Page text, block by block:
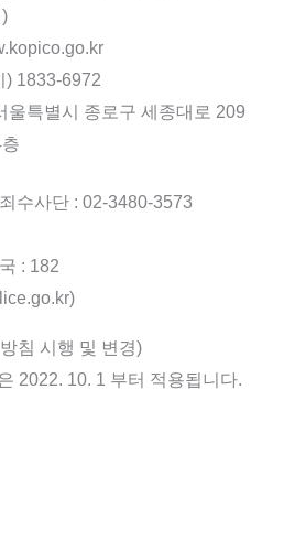
) 1833-6972
울특별시 종로구 세종대로 209
수사단 : 02-3480-3573
: 182
침 시행 및 변경)
2022. 10. 1 부터 적용됩니다.